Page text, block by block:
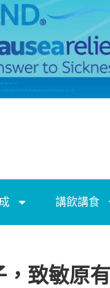
講飲講食
致敏原